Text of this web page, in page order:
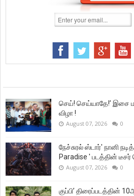
செய்! செய்யாதே!’ இசை
விழா !
August 07, 2026 0
நேச்சுரல் ஸ்டார்' நானி
Paradise ' படத்தின் டீசர்
August 07, 2026 0
குப்பி’ திரைப்படத்தின்